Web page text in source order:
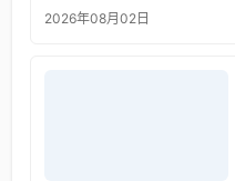
2026年08月02日